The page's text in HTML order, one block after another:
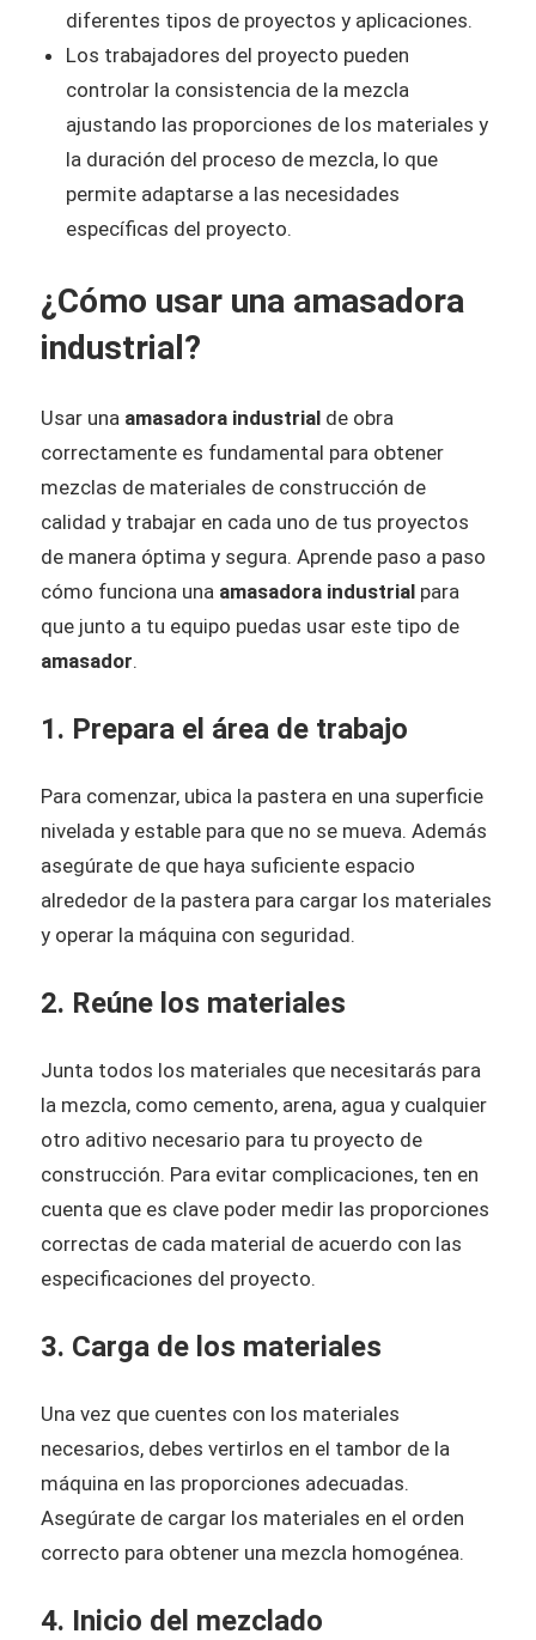
diferentes tipos de proyectos y aplicaciones.
Los trabajadores del proyecto pueden
controlar la consistencia de la mezcla
ajustando las proporciones de los materiales y
la duración del proceso de mezcla, lo que
permite adaptarse a las necesidades
específicas del proyecto.
¿Cómo usar una amasadora
industrial?
Usar una amasadora industrial de obra
correctamente es fundamental para obtener
mezclas de materiales de construcción de
calidad y trabajar en cada uno de tus proyectos
de manera óptima y segura. Aprende paso a paso
cómo funciona una amasadora industrial para
que junto a tu equipo puedas usar este tipo de
amasador.
1. Prepara el área de trabajo
Para comenzar, ubica la pastera en una superficie
nivelada y estable para que no se mueva. Además
asegúrate de que haya suficiente espacio
alrededor de la pastera para cargar los materiales
y operar la máquina con seguridad.
2. Reúne los materiales
Junta todos los materiales que necesitarás para
la mezcla, como cemento, arena, agua y cualquier
otro aditivo necesario para tu proyecto de
construcción. Para evitar complicaciones, ten en
cuenta que es clave poder medir las proporciones
correctas de cada material de acuerdo con las
especificaciones del proyecto.
3. Carga de los materiales
Una vez que cuentes con los materiales
necesarios, debes vertirlos en el tambor de la
máquina en las proporciones adecuadas.
Asegúrate de cargar los materiales en el orden
correcto para obtener una mezcla homogénea.
4. Inicio del mezclado